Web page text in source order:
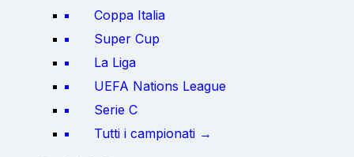
Coppa Italia
Super Cup
La Liga
UEFA Nations League
Serie C
Tutti i campionati →